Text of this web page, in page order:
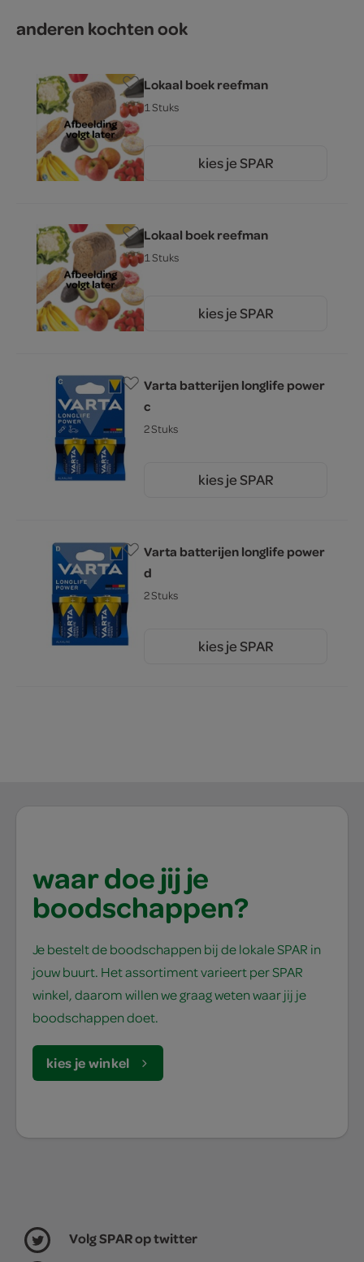
anderen kochten ook
Lokaal boek reefman
1 Stuks
kies je SPAR
Lokaal boek reefman
1 Stuks
kies je SPAR
Varta batterijen longlife power
c
2 Stuks
kies je SPAR
Varta batterijen longlife power
d
2 Stuks
kies je SPAR
waar doe jij je
boodschappen?
Je bestelt de boodschappen bij de lokale SPAR in
jouw buurt. Het assortiment varieert per SPAR
winkel, daarom willen we graag weten waar jij je
boodschappen doet.
kies je winkel
Volg SPAR op twitter